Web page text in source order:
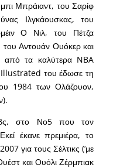
Μπράιαντ, του Σαρίφ
Ιλγκάουσκας, του
Ο Νιλ, του Πέτζα
του Αντουάν Ουόκερ και
τα καλύτερα NBA
Illustrated του έδωσε τη
1984 των Ολάζουον,
στο Νο5 που τον
έκανε πρεμιέρα, το
για τους Σέλτικς (‘με
και Ουόλι Ζέρμπιακ